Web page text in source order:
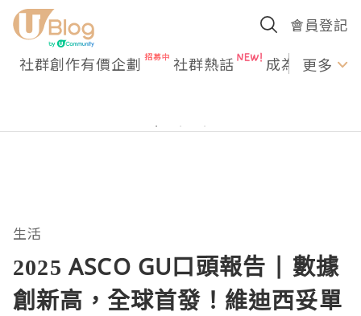
會員登記
社群創作有價企劃 社群熱話 成為U更多
生活
2025 ASCO GU口頭報告 | 數據
創新高，全球首發！維迪西妥單